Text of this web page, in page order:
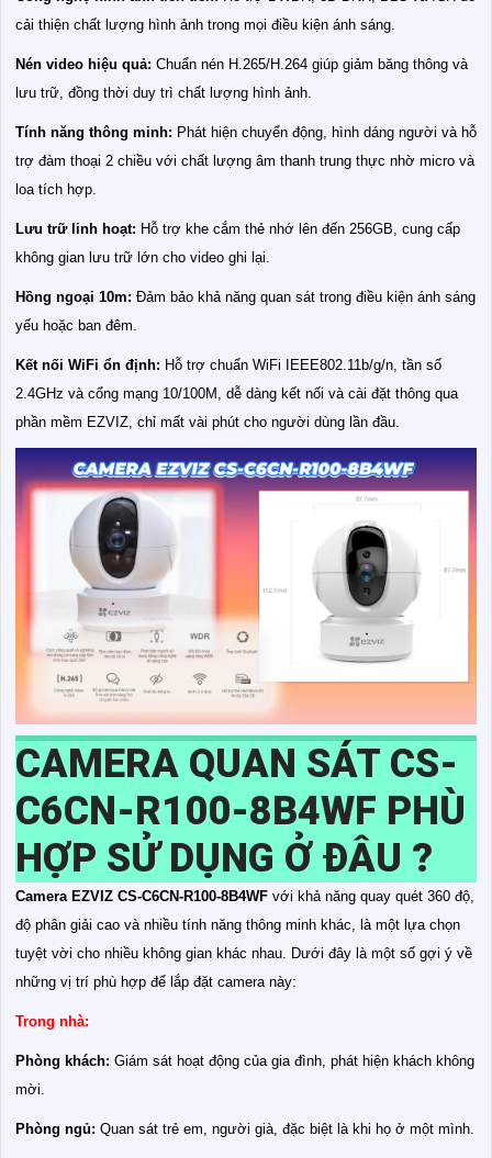
cải thiện chất lượng hình ảnh trong mọi điều kiện ánh sáng.
Nén video hiệu quả: Chuẩn nén H.265/H.264 giúp giảm băng thông và
lưu trữ, đồng thời duy trì chất lượng hình ảnh.
Tính năng thông minh: Phát hiện chuyển động, hình dáng người và hỗ
trợ đàm thoại 2 chiều với chất lượng âm thanh trung thực nhờ micro và
loa tích hợp.
Lưu trữ linh hoạt: Hỗ trợ khe cắm thẻ nhớ lên đến 256GB, cung cấp
không gian lưu trữ lớn cho video ghi lại.
Hồng ngoại 10m: Đảm bảo khả năng quan sát trong điều kiện ánh sáng
yếu hoặc ban đêm.
Kết nối WiFi ổn định: Hỗ trợ chuẩn WiFi IEEE802.11b/g/n, tần số
2.4GHz và cổng mạng 10/100M, dễ dàng kết nối và cài đặt thông qua
phần mềm EZVIZ, chỉ mất vài phút cho người dùng lần đầu.
CAMERA QUAN SÁT CS-
C6CN-R100-8B4WF PHÙ
HỢP SỬ DỤNG Ở ĐÂU ?
Camera EZVIZ CS-C6CN-R100-8B4WF với khả năng quay quét 360 độ,
độ phân giải cao và nhiều tính năng thông minh khác, là một lựa chọn
tuyệt vời cho nhiều không gian khác nhau. Dưới đây là một số gợi ý về
những vị trí phù hợp để lắp đặt camera này:
Trong nhà:
Phòng khách: Giám sát hoạt động của gia đình, phát hiện khách không
mời.
Phòng ngủ: Quan sát trẻ em, người già, đặc biệt là khi họ ở một mình.